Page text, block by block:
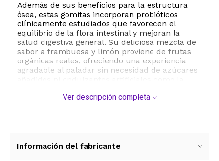
Además de sus beneficios para la estructura
ósea, estas gomitas incorporan probióticos
clínicamente estudiados que favorecen el
equilibrio de la flora intestinal y mejoran la
salud digestiva general. Su deliciosa mezcla de
sabor a frambuesa y limón proviene de frutas
orgánicas reales, ofreciendo una experiencia
agradable al paladar sin necesidad de azúcares
frutas, son completamente libres de gelatina de
estándares de calidad en la industria. Este
Ver descripción completa
Información del fabricante